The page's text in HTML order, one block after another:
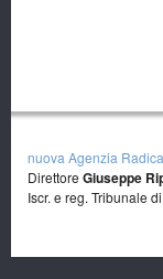
nuova Agenzia
Direttore Giuseppe
Iscr. e reg. Tribunale